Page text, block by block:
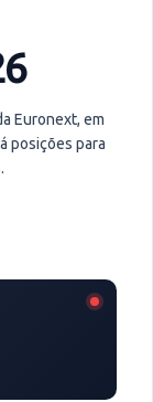
Euronext, em
posições para